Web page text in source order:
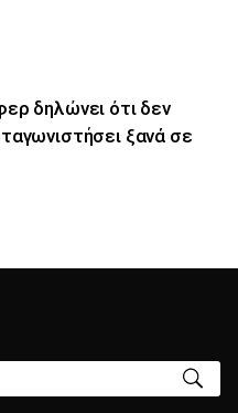
δηλώνει ότι δεν
ξανά σε